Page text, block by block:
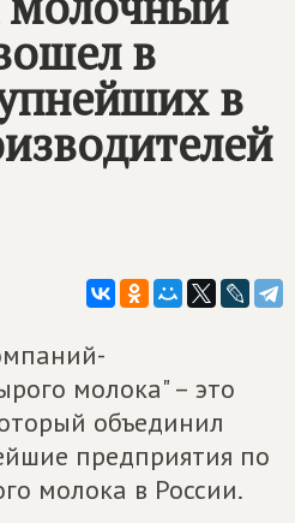
в
в
молока" – это
объединил
предприятия по
молока в России.